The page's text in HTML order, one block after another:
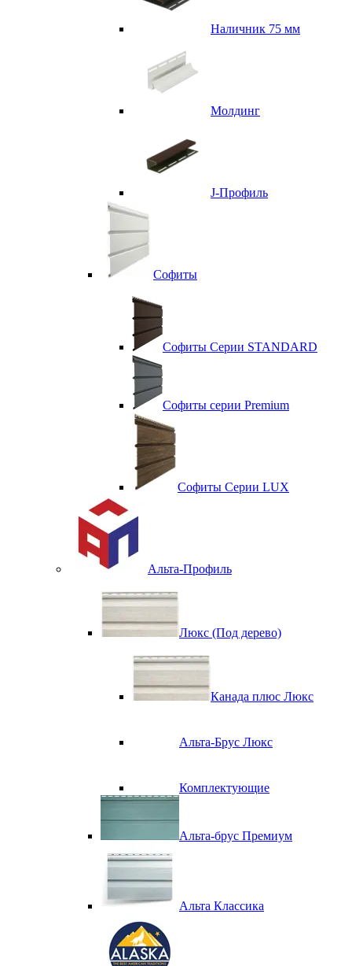
Наличник 75 мм
Молдинг
J-Профиль
Софиты
Софиты Серии STANDARD
Софиты серии Premium
Софиты Серии LUX
Альта-Профиль
Люкс (Под дерево)
Канада плюс Люкс
Альта-Брус Люкс
Комплектующие
Альта-брус Премиум
Альта Классика